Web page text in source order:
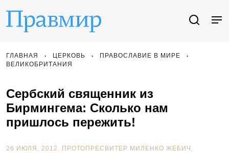
ГЛАВНАЯ ЦЕРКОВЬ
ПРАВОСЛАВИЕ В МИРЕ
ВЕЛИКОБРИТАНИЯ
Сербский священник из
Бирмингема: Сколько нам
пришлось пережить!
26 ИЮЛЯ, 2012. ПРОТОПРЕСВИТЕР МИЛЕНКО ЖЕБИЧ